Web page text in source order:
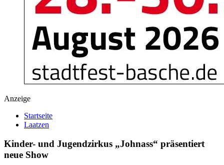
Anzeige
Startseite
Laatzen
Kinder- und Jugendzirkus „Johnass“ präsentiert
neue Show